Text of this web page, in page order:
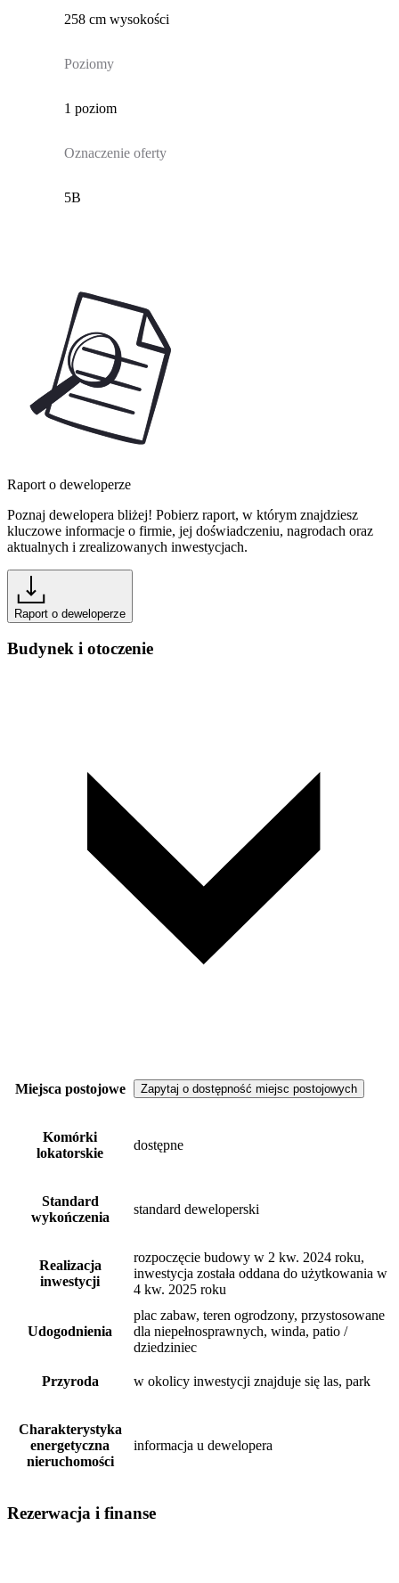
258 cm wysokości
Poziomy
1 poziom
Oznaczenie oferty
5B
Raport o deweloperze
Poznaj dewelopera bliżej! Pobierz raport, w którym znajdziesz
kluczowe informacje o firmie, jej doświadczeniu, nagrodach oraz
aktualnych i zrealizowanych inwestycjach.
Raport o deweloperze
Budynek i otoczenie
Miejsca postojowe Zapytaj o dostępność miejsc postojowych
Komórki
lokatorskie
dostępne
Standard
wykończenia
standard deweloperski
Realizacja
inwestycji
rozpoczęcie budowy w 2 kw. 2024 roku,
inwestycja została oddana do użytkowania w
4 kw. 2025 roku
Udogodnienia
plac zabaw, teren ogrodzony, przystosowane
dla niepełnosprawnych, winda, patio /
dziedziniec
Przyroda w okolicy inwestycji znajduje się las, park
Charakterystyka
energetyczna
nieruchomości
informacja u dewelopera
Rezerwacja i finanse